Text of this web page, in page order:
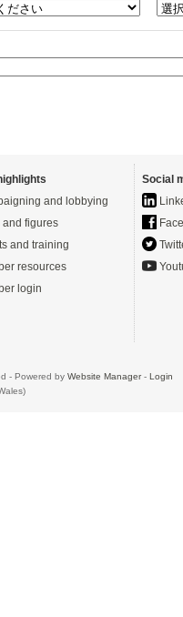
and lobbying
and figures
and training
resources
login
Social
- Powered by Website Manager- Login